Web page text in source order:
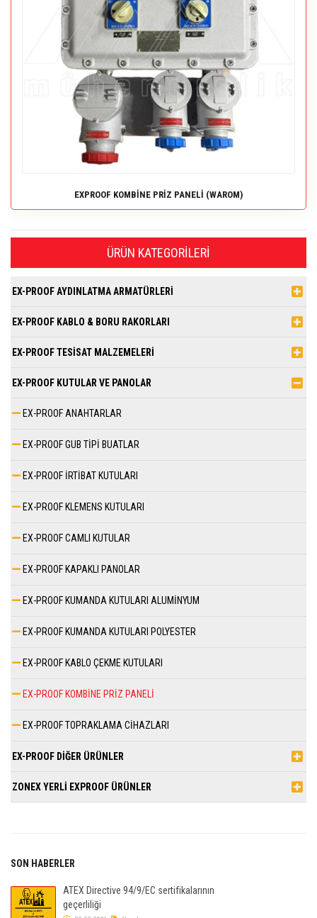
EXPROOF KOMBİNE PRİZ PANELİ (WAROM)
ÜRÜN KATEGORILERI
EX-PROOF AYDINLATMA ARMATÜRLERİ
EX-PROOF KABLO & BORU RAKORLARI
EX-PROOF TESİSAT MALZEMELERİ
EX-PROOF KUTULAR VE PANOLAR
EX-PROOF ANAHTARLAR
EX-PROOF GUB TİPİ BUATLAR
EX-PROOF İRTİBAT KUTULARI
EX-PROOF KLEMENS KUTULARI
EX-PROOF CAMLI KUTULAR
EX-PROOF KAPAKLI PANOLAR
EX-PROOF KUMANDA KUTULARI ALUMİNYUM
EX-PROOF KUMANDA KUTULARI POLYESTER
EX-PROOF KABLO ÇEKME KUTULARI
EX-PROOF KOMBİNE PRİZ PANELİ
EX-PROOF TOPRAKLAMA CİHAZLARI
EX-PROOF DİĞER ÜRÜNLER
ZONEX YERLİ EXPROOF ÜRÜNLER
SON HABERLER
ATEX Directive 94/9/EC sertifikalarının
geçerliliği